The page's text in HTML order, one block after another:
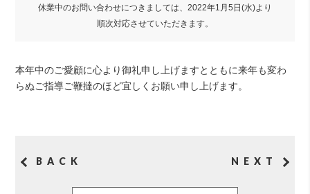
休業中のお問い合わせにつきましては、2022年1月5日(水)より
順次対応させていただきます。
本年中のご愛顧に心より御礼申し上げますとともに来年も変わ
らぬご指導ご鞭撻のほど宜しくお願い申し上げます。
BACK NEXT